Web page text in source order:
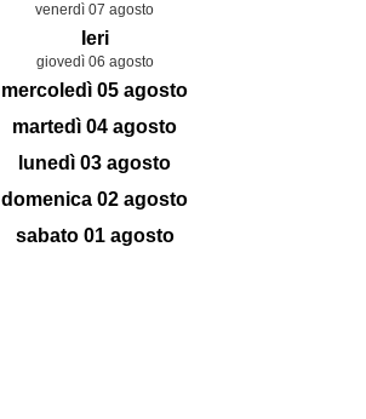
venerdì 07 agosto
Ieri
giovedì 06 agosto
mercoledì 05 agosto
martedì 04 agosto
lunedì 03 agosto
domenica 02 agosto
sabato 01 agosto